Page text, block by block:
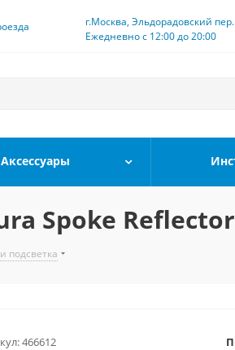
г.Москва, Эльдорадовский
Ежедневно с 12:00 до 20:00
Аксессуары
Spoke
подсветка
466612